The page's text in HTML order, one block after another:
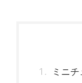
ミニ